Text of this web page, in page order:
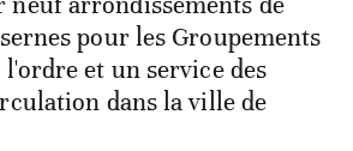
pour les Groupements
et un service des
dans la ville de